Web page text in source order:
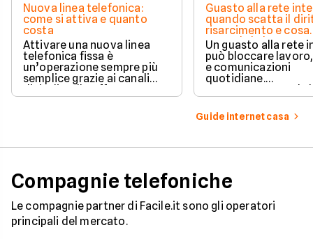
Nuova linea telefonica:
come si attiva e quanto
costa
Attivare una nuova linea
telefonica fissa è
un’operazione sempre più
semplice grazie ai canali
digitali e alle offerte
integrate con internet casa.
Guasto alla rete
quando scatta il
risarcimento e cosa
prevede la legge
Un guasto alla rete
può bloccare
e comunicazioni
quotidiane.
Fortunatamente, la
prevede strumenti
per ottenere un
risarcimento in
Guide internet casa
Compagnie telefoniche
Le compagnie partner di Facile.it sono gli operatori
principali del mercato.